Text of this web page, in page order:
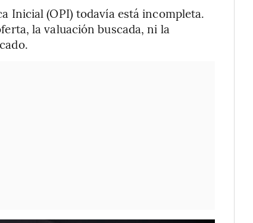
Inicial (OPI) todavía está incompleta.
la valuación buscada, ni la